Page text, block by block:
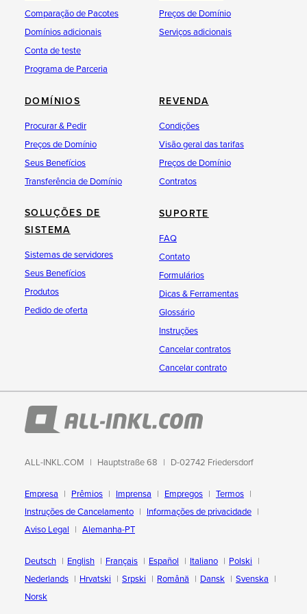
Gerenciamento de Domínio
Colocar domínio em trânsito
Atualizar Handles
Alteração dos servidores de nomes
Desbloquear domínio (ex.: .com) para KK
Consultar Authcode
Configurações
Bloqueio do Registrador
Comparação de Pacotes
Domínios adicionais
Conta de teste
Programa de Parceria
Preços de Domínio
Serviços adicionais
DOMÍNIOS
Procurar & Pedir
Preços de Domínio
Seus Benefícios
Transferência de Domínio
REVENDA
Condições
Visão geral das tarifas
Preços de Domínio
Contratos
SOLUÇÕES DE
SISTEMA
Sistemas de servidores
Seus Benefícios
Produtos
Pedido de oferta
SUPORTE
FAQ
Contato
Formulários
Dicas & Ferramentas
Glossário
Instruções
Cancelar contratos
Cancelar contrato
ALL-INKL.COM Hauptstraße 68 D-02742 Friedersdorf
Empresa Prêmios Imprensa Empregos
Termos
Instruções de Cancelamento
Informações de privacidade
Aviso Legal
Alemanha-PT
Deutsch English Français Español Italiano
Polski
Nederlands
Hrvatski Srpski Română Dansk
Svenska
Norsk